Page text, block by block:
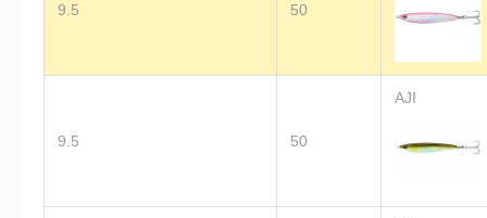
9.5 50
9.5 50
AJI